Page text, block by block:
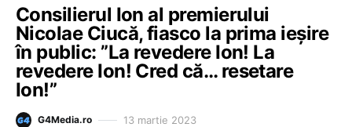
Consilierul Ion al premierului
Nicolae Ciucă, fiasco la prima ieşire
în public: ”La revedere Ion! La
revedere Ion! Cred că… resetare
Ion!”
G4Media.ro 13 martie 2023